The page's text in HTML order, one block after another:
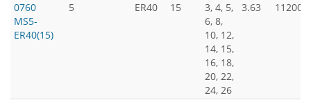
0760
MS5-
ER40(15)
5 ER40 15
3, 4, 5,
6, 8,
10, 12,
14, 15,
16, 18,
20, 22,
24, 26
3.63 11200